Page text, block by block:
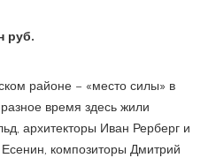
руб.
районе – «место силы» в
время здесь жили
архитекторы Иван Рерберг и
композиторы Дмитрий